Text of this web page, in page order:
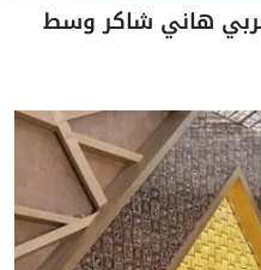
هاني شاكر وسط